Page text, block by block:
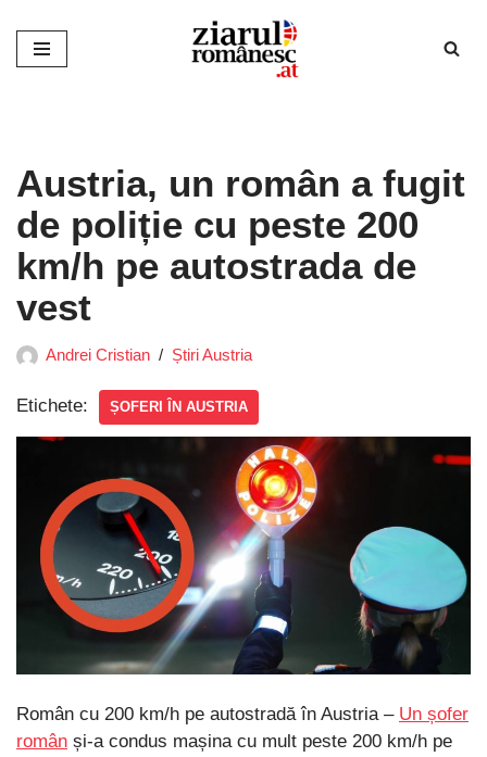
Sari
Austria, un român a fugit
de poliție cu peste 200
km/h pe autostrada de
vest
Andrei Cristian Știri Austria
Etichete: ȘOFERI ÎN AUSTRIA
Român cu 200 km/h pe autostradă în Austria – Un șofer
român și-a condus mașina cu mult peste 200 km/h pe